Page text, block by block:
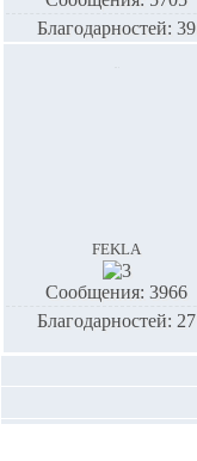
Благодарностей: 39
fekla
Сообщения: 3966
Благодарностей: 27